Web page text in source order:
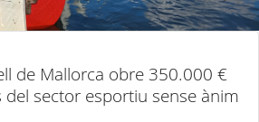
de Mallorca obre 350.000 €
sector esportiu sense ànim